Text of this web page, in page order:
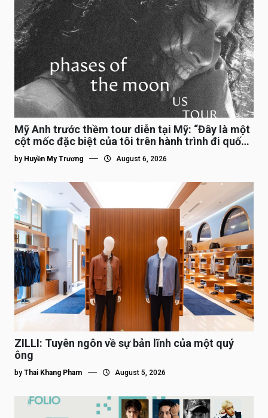
Mỹ Anh trước thềm tour diễn tại Mỹ: “Đây là một
cột mốc đặc biệt của tôi trên hành trình đi quốc
tế”
by Huyền My Trương August 6, 2026
ZILLI: Tuyên ngôn về sự bản lĩnh của một quý
ông
by Thai Khang Pham August 5, 2026